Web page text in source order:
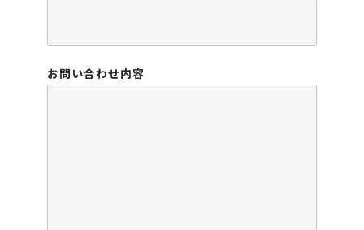
お問い合わせ内容